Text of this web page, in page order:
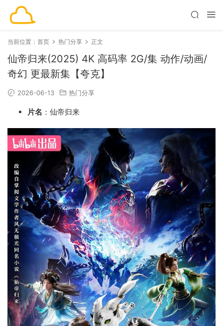
当前位置： 首页 热门分享 正文
仙帝归来(2025) 4K 高码率 2G/集 动作/动画/
奇幻 更最新集【夸克】
2026-06-13 热门分享
片名 ：仙帝归来